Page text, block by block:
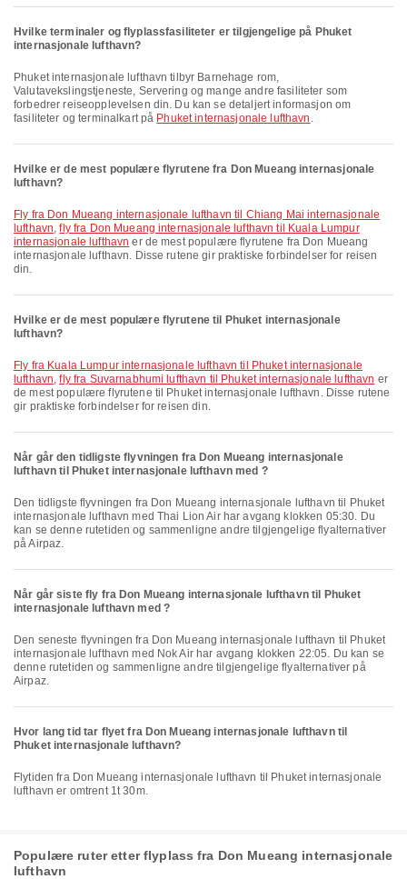
Hvilke terminaler og flyplassfasiliteter er tilgjengelige på Phuket
internasjonale lufthavn?
Phuket internasjonale lufthavn tilbyr Barnehage rom,
Valutavekslingstjeneste, Servering og mange andre fasiliteter som
forbedrer reiseopplevelsen din. Du kan se detaljert informasjon om
fasiliteter og terminalkart på Phuket internasjonale lufthavn .
Hvilke er de mest populære flyrutene fra Don Mueang internasjonale
lufthavn?
fly fra Don Mueang internasjonale lufthavn til Chiang Mai internasjonale
lufthavn,fly fra Don Mueang internasjonale lufthavn til Kuala Lumpur
internasjonale lufthavn er de mest populære flyrutene fra Don Mueang
internasjonale lufthavn. Disse rutene gir praktiske forbindelser for reisen
din.
Hvilke er de mest populære flyrutene til Phuket internasjonale
lufthavn?
fly fra Kuala Lumpur internasjonale lufthavn til Phuket internasjonale
lufthavn,fly fra Suvarnabhumi lufthavn til Phuket internasjonale lufthavn er
de mest populære flyrutene til Phuket internasjonale lufthavn. Disse rutene
gir praktiske forbindelser for reisen din.
Når går den tidligste flyvningen fra Don Mueang internasjonale
lufthavn til Phuket internasjonale lufthavn med ?
Den tidligste flyvningen fra Don Mueang internasjonale lufthavn til Phuket
internasjonale lufthavn med Thai Lion Air har avgang klokken 05:30. Du
kan se denne rutetiden og sammenligne andre tilgjengelige flyalternativer
på Airpaz.
Når går siste fly fra Don Mueang internasjonale lufthavn til Phuket
internasjonale lufthavn med ?
Den seneste flyvningen fra Don Mueang internasjonale lufthavn til Phuket
internasjonale lufthavn med Nok Air har avgang klokken 22:05. Du kan se
denne rutetiden og sammenligne andre tilgjengelige flyalternativer på
Airpaz.
Hvor lang tid tar flyet fra Don Mueang internasjonale lufthavn til
Phuket internasjonale lufthavn?
Flytiden fra Don Mueang internasjonale lufthavn til Phuket internasjonale
lufthavn er omtrent 1t 30m.
Populære ruter etter flyplass fra Don Mueang internasjonale
lufthavn